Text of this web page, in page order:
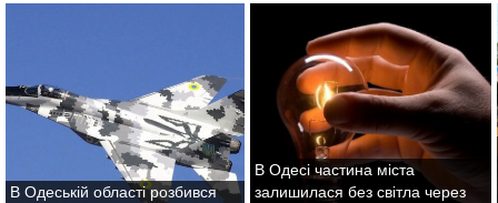
В Одеській області розбився
В Одесі частина міста
залишилася без світла через